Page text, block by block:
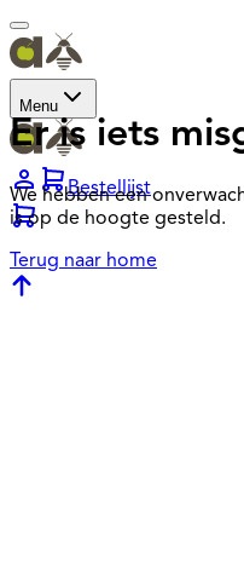
Menu
Bestellijst
Er is iets
We hebben een
is op de hoogte gesteld.
Terug naar home